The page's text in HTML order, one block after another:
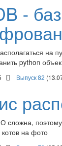
-
на
python
Выпуск 82
сложна,
на фото